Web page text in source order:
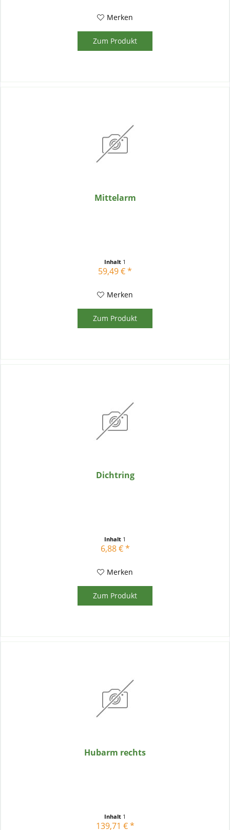
Merken
Zum Produkt
Mittelarm
Inhalt 1
59,49 € *
Merken
Zum Produkt
Dichtring
Inhalt 1
6,88 € *
Merken
Zum Produkt
Hubarm rechts
Inhalt 1
139,71 € *